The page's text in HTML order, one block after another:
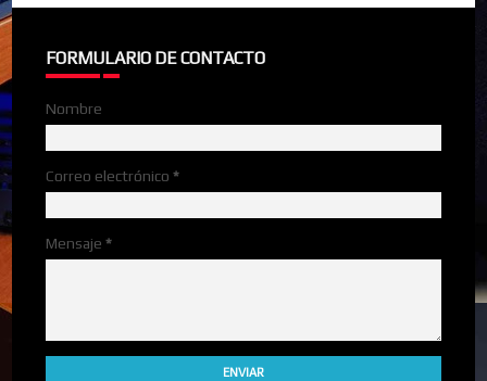
FORMULARIO DE CONTACTO
Nombre
Correo electrónico*
Mensaje*